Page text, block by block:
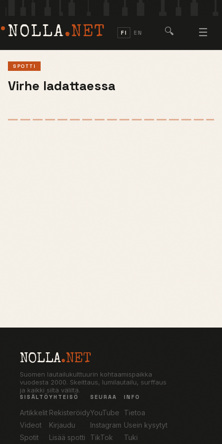
NOLLA.NET FI EN 🔍 ☰
SPOTTI
Virhe ladattaessa
NOLLA.NET
Suomen lautailukulttuurin kohtaamispaikka
vuodesta 2000. Skeittaus, lumilautailu, surffaus
ja kaikki siltä väliltä.
SISÄLTÖ
Artikkelit
Videot
Spotit
YHTEISÖ
Rekisteröidy
Kirjaudu
Lisää spotti
SEURAA
YouTube
Instagram
TikTok
INFO
Tietoa
Usein kysytyt
Tuki